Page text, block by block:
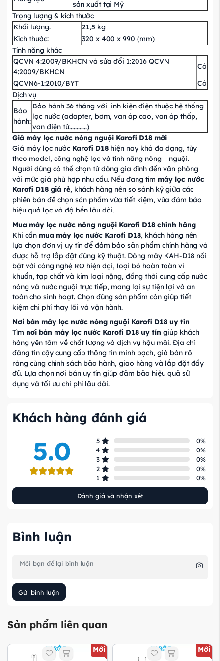
sản xuất tại Mỹ
Trọng lượng & kích thước
Khối lượng:
21,5 kg
Kích thước:
320 x 400 x 990 (mm)
Tính năng khác
QCVN 4:2009/BKHCN và sửa đổi 1:2016 QCVN
4:2009/BKHCN
Có
QCVN6-1:2010/BYT
Có
Dịch vụ
Bảo
hành:
Bảo hành 36 tháng với linh kiện điện thuộc hệ thống
lọc nước (adapter, bơm, van áp cao, van áp thấp,
van điện từ............)
Giá máy lọc nước nóng nguội Karofi D18 mới
Giá máy lọc nước Karofi D18 hiện nay khá đa dạng, tùy
theo model, công nghệ lọc và tính năng nóng – nguội.
Người dùng có thể chọn từ dòng gia đình đến văn phòng
với mức giá phù hợp nhu cầu. Nếu đang tìm máy lọc nước
Karofi D18 giá rẻ, khách hàng nên so sánh kỹ giữa các
phiên bản để chọn sản phẩm vừa tiết kiệm, vừa đảm bảo
hiệu quả lọc và độ bền lâu dài.
Mua máy lọc nước nóng nguội Karofi D18 chính hãng
Khi cần mua máy lọc nước Karofi D18, khách hàng nên
lựa chọn đơn vị uy tín để đảm bảo sản phẩm chính hãng và
được hỗ trợ lắp đặt đúng kỹ thuật. Dòng máy KAH‑D18 nổi
bật với công nghệ RO hiện đại, loại bỏ hoàn toàn vi
khuẩn, tạp chất và kim loại nặng, đồng thời cung cấp nước
nóng và nước nguội trực tiếp, mang lại sự tiện lợi và an
toàn cho sinh hoạt. Chọn đúng sản phẩm còn giúp tiết
kiệm chi phí thay lõi và vận hành.
Nơi bán máy lọc nước nóng nguội Karofi D18 uy tín
Tìm nơi bán máy lọc nước Karofi D18 uy tín giúp khách
hàng yên tâm về chất lượng và dịch vụ hậu mãi. Địa chỉ
đáng tin cậy cung cấp thông tin minh bạch, giá bán rõ
ràng cùng chính sách bảo hành, giao hàng và lắp đặt đầy
đủ. Lựa chọn nơi bán uy tín giúp đảm bảo hiệu quả sử
dụng và tối ưu chi phí lâu dài.
Khách hàng đánh giá
5.0 5 0%
4
0%
3
0%
2
0%
1
0%
Đánh giá và nhận xét
Bình luận
Gửi bình luận
Sản phẩm liên quan
Mới Mới